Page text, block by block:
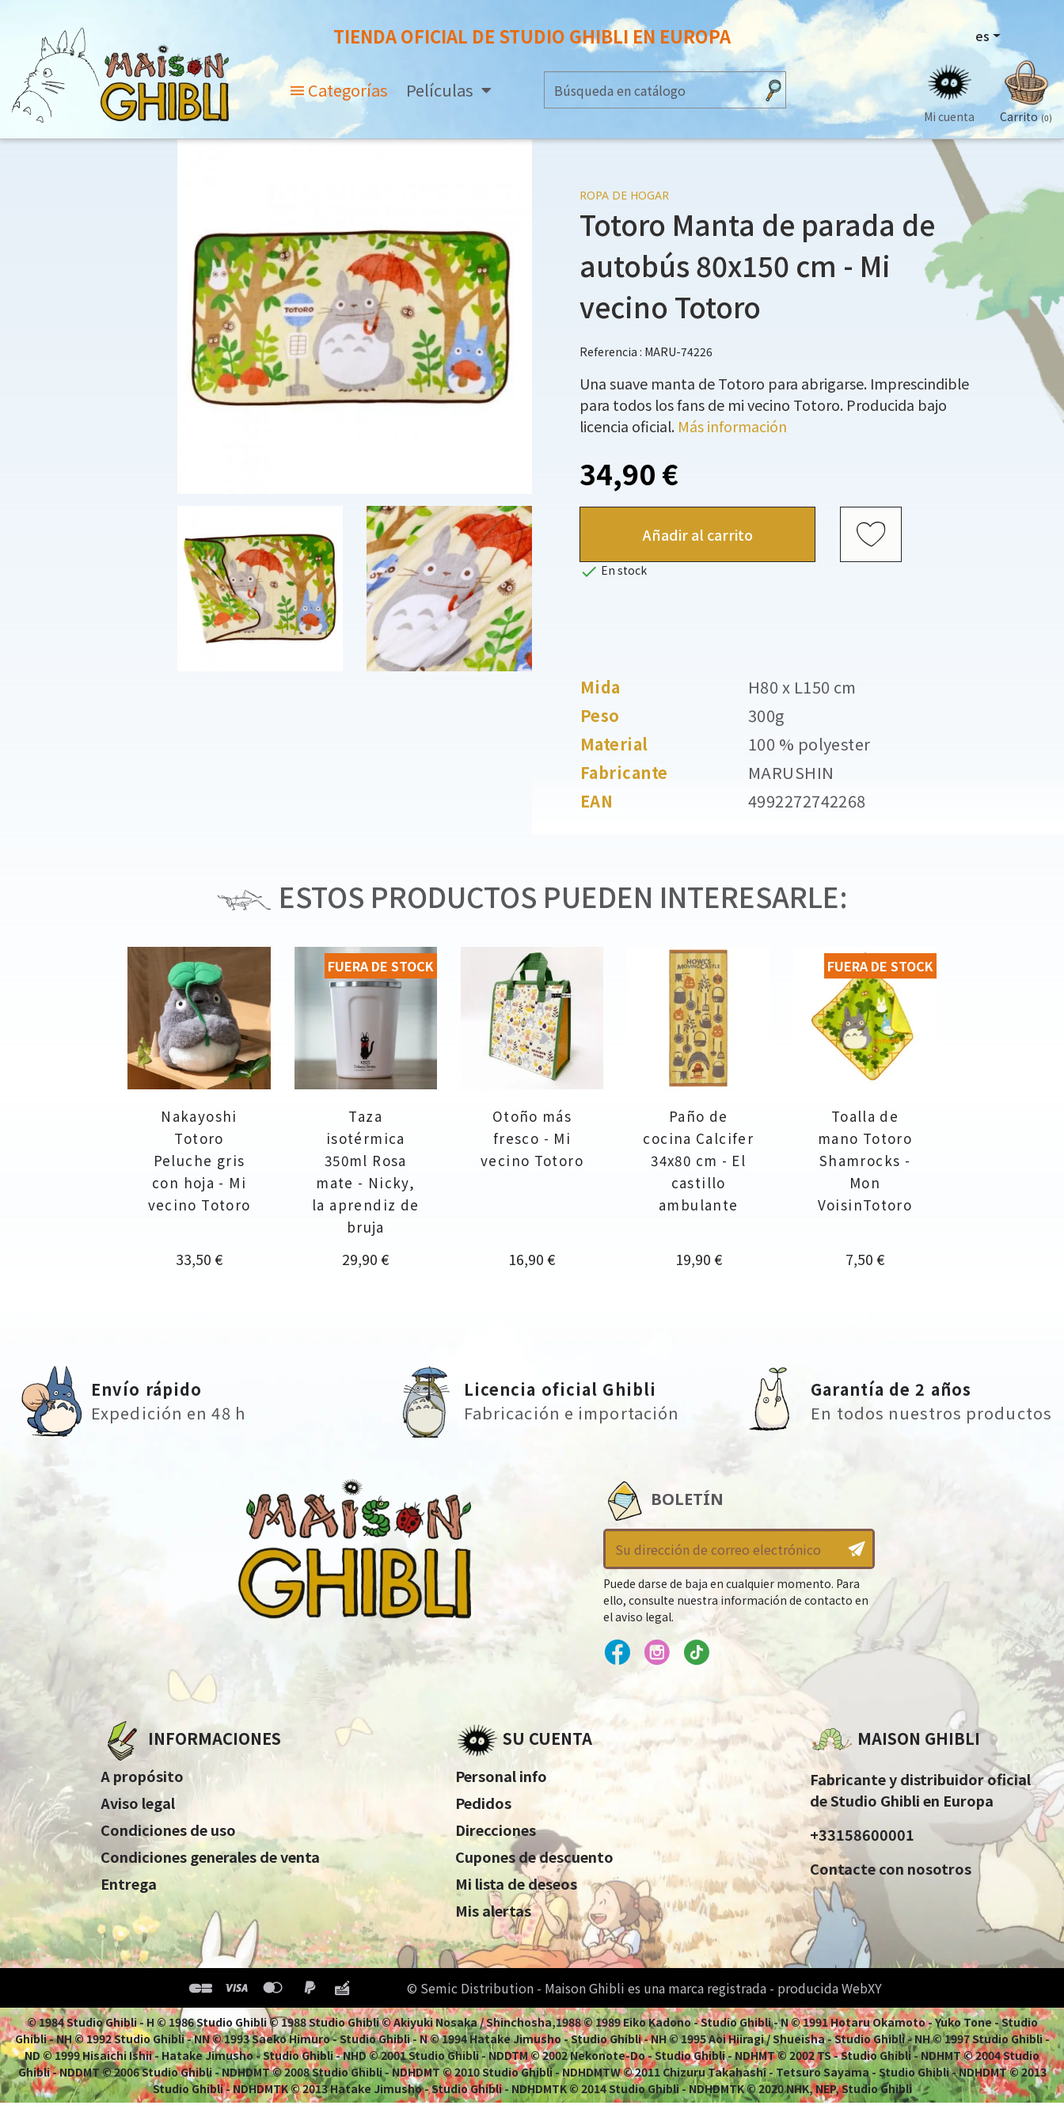
TIENDA OFICIAL DE STUDIO GHIBLI EN EUROPA
Categorías Películas
es
Mi cuenta Carrito (0)
ROPA DE HOGAR
Totoro Manta de parada de
autobús 80x150 cm - Mi
vecino Totoro
Referencia : MARU-74226
Una suave manta de Totoro para abrigarse. Imprescindible
para todos los fans de mi vecino Totoro. Producida bajo
licencia oficial. Más información
34,90 €
Añadir al carrito
 En stock
Mida
H80 x L150 cm
Peso
300g
Material
100 % polyester
Fabricante
MARUSHIN
EAN
4992272742268
ESTOS PRODUCTOS PUEDEN INTERESARLE:
Nakayoshi
Totoro
Peluche gris
con hoja - Mi
vecino Totoro
Precio
33,50 €
Taza
isotérmica
350ml Rosa
mate - Nicky,
la aprendiz de
bruja
Precio
29,90 €
FUERA DE STOCK
Otoño más
fresco - Mi
vecino Totoro
Precio
16,90 €
Paño de
cocina Calcifer
34x80 cm - El
castillo
ambulante
Precio
19,90 €
Toalla de
mano Totoro
Shamrocks -
Mon
VoisinTotoro
Precio
7,50 €
FUERA DE STOCK
Envío rápido
Expedición en 48 h
Licencia oficial Ghibli
Fabricación e importación
Garantía de 2 años
En todos nuestros productos
BOLETÍN
Puede darse de baja en cualquier momento. Para
ello, consulte nuestra información de contacto en
el aviso legal.
INFORMACIONES
A propósito
Aviso legal
Condiciones de uso
Condiciones generales de venta
Entrega
SU CUENTA
Personal info
Pedidos
Direcciones
Cupones de descuento
Mi lista de deseos
Mis alertas
MAISON GHIBLI
Fabricante y distribuidor oficial
de Studio Ghibli en Europa
+33158600001
Contacte con nosotros
© Semic Distribution - Maison Ghibli es una marca registrada - producida WebXY
© 1984 Studio Ghibli - H © 1986 Studio Ghibli © 1988 Studio Ghibli © Akiyuki Nosaka / Shinchosha,1988 © 1989 Eiko Kadono - Studio Ghibli - N © 1991 Hotaru Okamoto - Yuko Tone - Studio
Ghibli - NH © 1992 Studio Ghibli - NN © 1993 Saeko Himuro - Studio Ghibli - N © 1994 Hatake Jimusho - Studio Ghibli - NH © 1995 Aoi Hiiragi / Shueisha - Studio Ghibli - NH © 1997 Studio Ghibli -
ND © 1999 Hisaichi Ishii - Hatake Jimusho - Studio Ghibli - NHD © 2001 Studio Ghibli - NDDTM © 2002 Nekonote-Do - Studio Ghibli - NDHMT © 2002 TS - Studio Ghibli - NDHMT © 2004 Studio
Ghibli - NDDMT © 2006 Studio Ghibli - NDHDMT © 2008 Studio Ghibli - NDHDMT © 2010 Studio Ghibli - NDHDMTW © 2011 Chizuru Takahashi - Tetsuro Sayama - Studio Ghibli - NDHDMT © 2013
Studio Ghibli - NDHDMTK © 2013 Hatake Jimusho - Studio Ghibli - NDHDMTK © 2014 Studio Ghibli - NDHDMTK © 2020 NHK, NEP, Studio Ghibli